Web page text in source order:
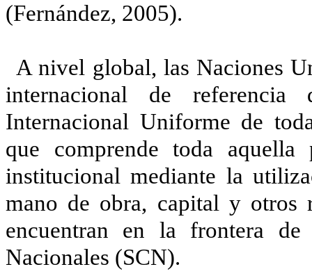
(Fernández, 2005).
A nivel global, las Naciones
internacional de referencia
Internacional Uniforme de
que comprende toda
institucional mediante la
mano de obra, capital y otros
encuentran en la frontera
Nacionales (SCN).